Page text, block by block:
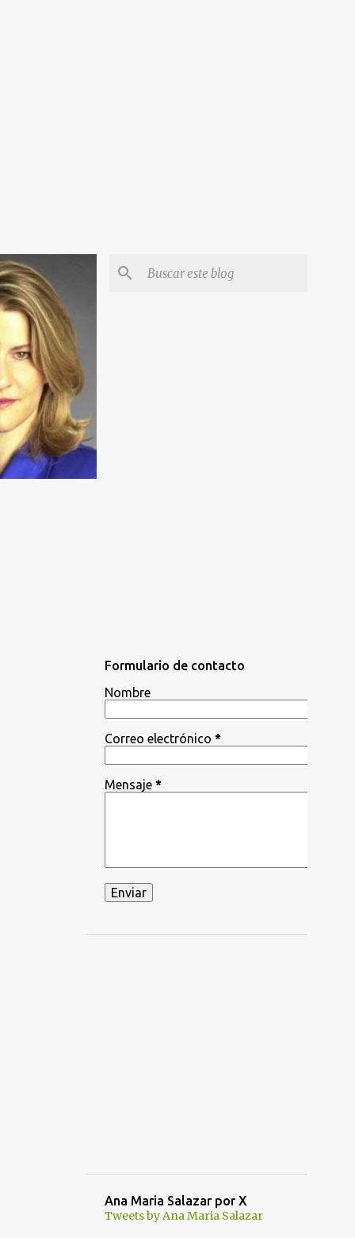
Formulario de contacto
Nombre
Correo electrónico *
Mensaje *
Ana Maria Salazar por X
Tweets by Ana Maria Salazar